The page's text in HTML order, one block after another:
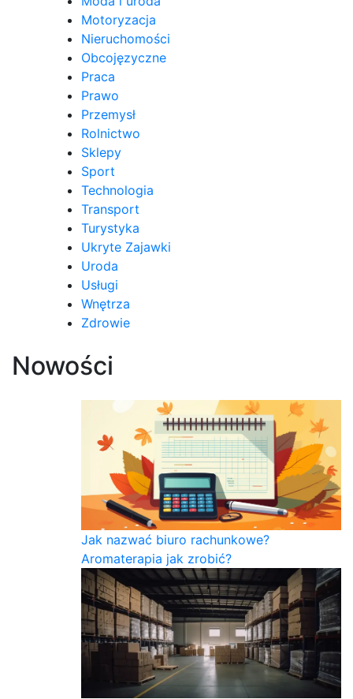
Motoryzacja
Nieruchomości
Obcojęzyczne
Praca
Prawo
Przemysł
Rolnictwo
Sklepy
Sport
Technologia
Transport
Turystyka
Ukryte Zajawki
Uroda
Usługi
Wnętrza
Zdrowie
Nowości
Jak nazwać biuro rachunkowe?
Aromaterapia jak zrobić?